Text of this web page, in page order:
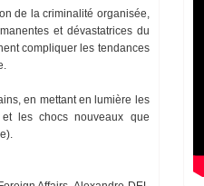
de la criminalité organisée,
et dévastatrices du
compliquer les tendances
en mettant en lumière les
les chocs nouveaux que